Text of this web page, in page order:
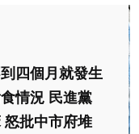
四個月就發生
情況 民進黨
怒批中市府堆